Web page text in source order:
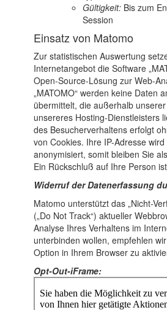
Gültigkeit: Bis zum
Session
Einsatz von Matomo
Zur statistischen Auswertung
Internetangebot die Software
Open-Source-Lösung zur Web-
„MATOMO“ werden keine Daten
übermittelt, die außerhalb
unsereres Hosting-Dienstleisters
des Besucherverhaltens erfolgt
von Cookies. Ihre IP-Adresse
anonymisiert, somit bleiben Sie
Ein Rückschluß auf Ihre Person
Widerruf der Datenerfassung
Matomo unterstützt das „Nicht-
(„Do Not Track“) aktueller
Analyse Ihres Verhaltens im
unterbinden wollen, empfehlen
Option in Ihrem Browser zu
Opt-Out-iFrame: